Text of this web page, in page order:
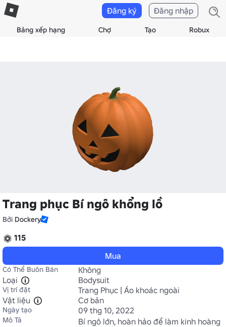
Bảng xếp hạng Chợ Tạo Robux
Đăng ký Đăng nhập
Trang phục Bí ngô khổng lồ
Bởi Dockery
115
Mua
Có Thể Buôn Bán
Không
Loại
Bodysuit
Vị trí đặt
Trang Phục | Áo khoác ngoài
Vật liệu
Cơ bản
Ngày tạo 09 thg 10, 2022
Mô Tả
Bí ngô lớn, hoàn hảo để làm kinh hoàng